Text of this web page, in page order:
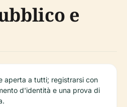
e
aperta a tutti; registrarsi con
d'identità e una prova di